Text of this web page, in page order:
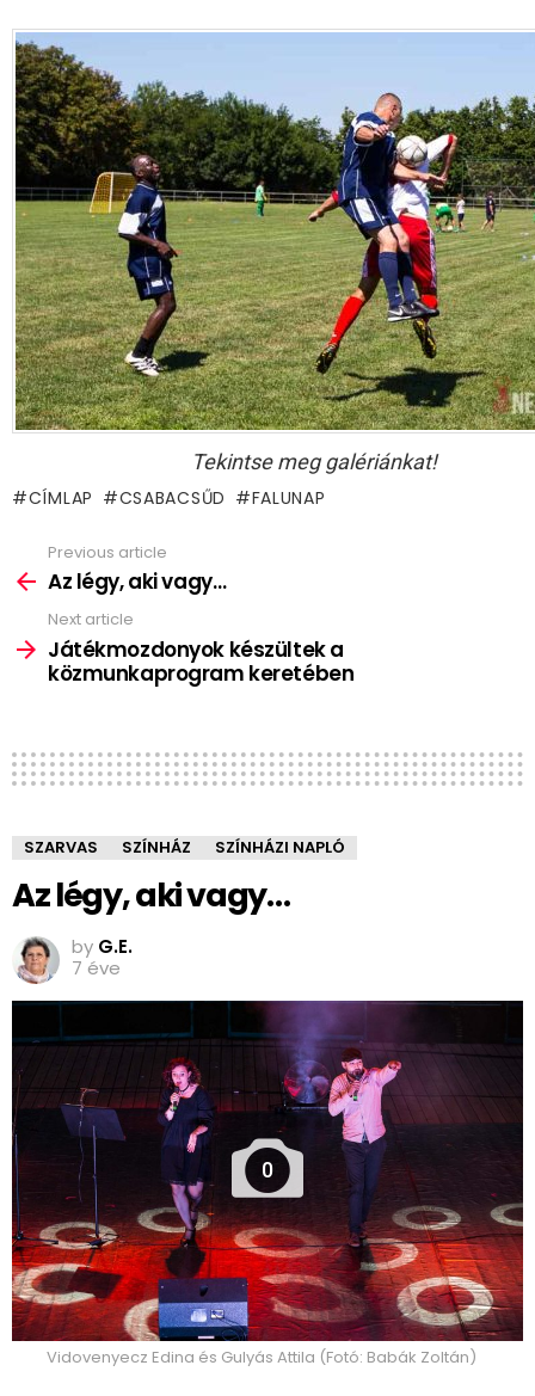
Tekintse meg galériánkat!
CÍMLAP CSABACSŰD FALUNAP
more
Previous article
Az légy, aki vagy…
Next article
Játékmozdonyok készültek a
közmunkaprogram keretében
SZARVAS SZÍNHÁZ SZÍNHÁZI NAPLÓ
Az légy, aki vagy…
by G.E.
7 éve
0
Vidovenyecz Edina és Gulyás Attila (Fotó: Babák Zoltán)